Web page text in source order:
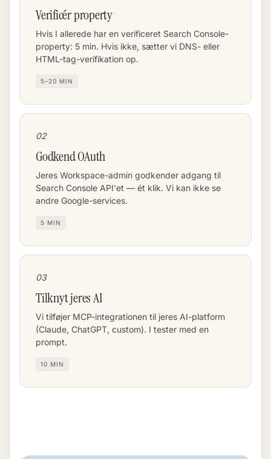
Verificér property
Hvis I allerede har en verificeret Search Console-
property: 5 min. Hvis ikke, sætter vi DNS- eller
HTML-tag-verifikation op.
5–20 MIN
02
Godkend OAuth
Jeres Workspace-admin godkender adgang til
Search Console API'et — ét klik. Vi kan ikke se
andre Google-services.
5 MIN
03
Tilknyt jeres AI
Vi tilføjer MCP-integrationen til jeres AI-platform
(Claude, ChatGPT, custom). I tester med en
prompt.
10 MIN